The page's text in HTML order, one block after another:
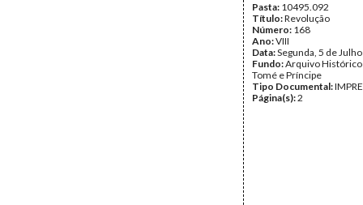
Pasta: 10495.092
Título:Revolução
Número: 168
Ano:VIII
Data:Segunda, 5 de
Fundo:Arquivo Histórico
Tomé e Príncipe
Tipo Documental:
Página(s):2